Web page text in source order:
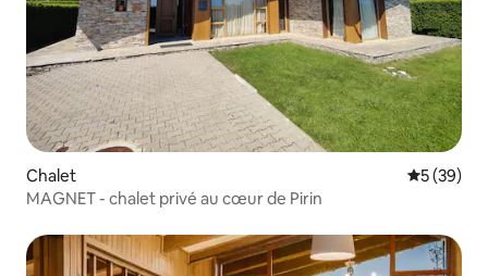
Chalet
5 (39)
MAGNET - chalet privé au cœur de Pirin